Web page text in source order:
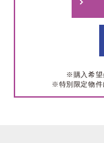
※購入希望
※特別限定物件